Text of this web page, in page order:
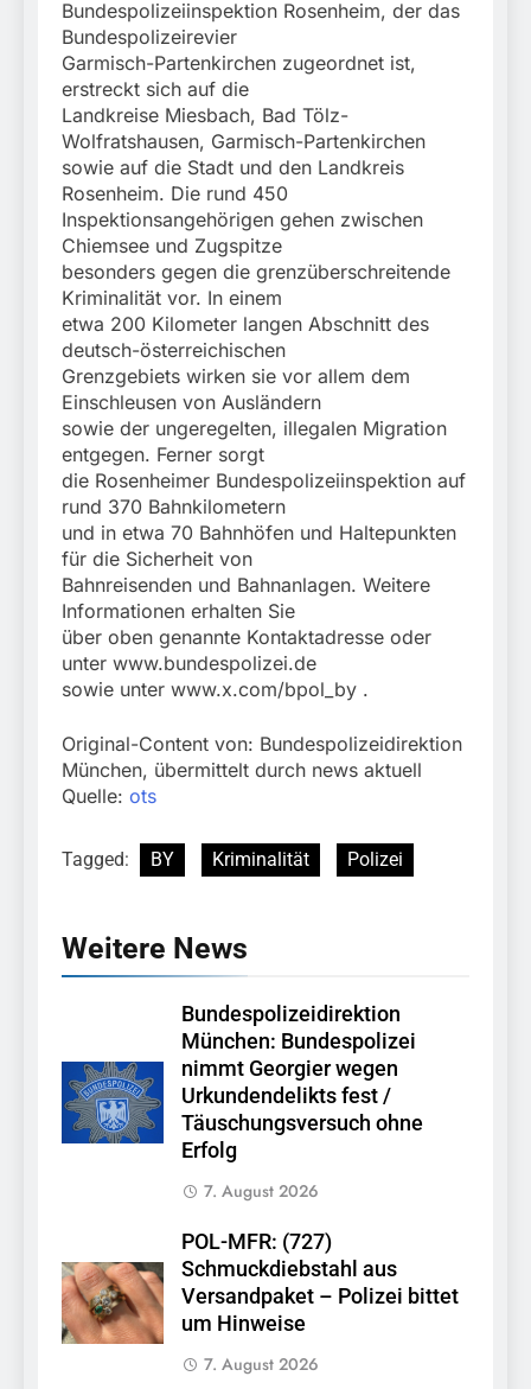
Bundespolizeiinspektion Rosenheim, der das
Bundespolizeirevier
Garmisch-Partenkirchen zugeordnet ist,
erstreckt sich auf die
Landkreise Miesbach, Bad Tölz-
Wolfratshausen, Garmisch-Partenkirchen
sowie auf die Stadt und den Landkreis
Rosenheim. Die rund 450
Inspektionsangehörigen gehen zwischen
Chiemsee und Zugspitze
besonders gegen die grenzüberschreitende
Kriminalität vor. In einem
etwa 200 Kilometer langen Abschnitt des
deutsch-österreichischen
Grenzgebiets wirken sie vor allem dem
Einschleusen von Ausländern
sowie der ungeregelten, illegalen Migration
entgegen. Ferner sorgt
die Rosenheimer Bundespolizeiinspektion auf
rund 370 Bahnkilometern
und in etwa 70 Bahnhöfen und Haltepunkten
für die Sicherheit von
Bahnreisenden und Bahnanlagen. Weitere
Informationen erhalten Sie
über oben genannte Kontaktadresse oder
unter www.bundespolizei.de
sowie unter www.x.com/bpol_by .
Original-Content von: Bundespolizeidirektion
München, übermittelt durch news aktuell
Quelle: ots
Tagged: BY Kriminalität Polizei
Weitere News
Bundespolizeidirektion
München: Bundespolizei
nimmt Georgier wegen
Urkundendelikts fest /
Täuschungsversuch ohne
Erfolg
7. August 2026
POL-MFR: (727)
Schmuckdiebstahl aus
Versandpaket – Polizei bittet
um Hinweise
7. August 2026